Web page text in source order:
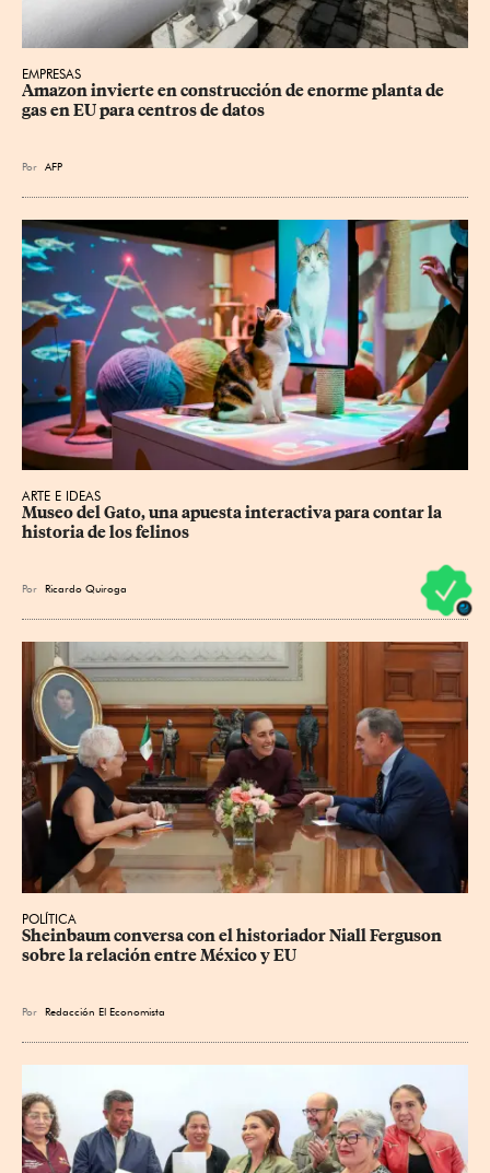
EMPRESAS
Amazon invierte en construcción de enorme planta de
gas en EU para centros de datos
Por AFP
ARTE E IDEAS
Museo del Gato, una apuesta interactiva para contar la
historia de los felinos
Por Ricardo Quiroga
POLÍTICA
Sheinbaum conversa con el historiador Niall Ferguson
sobre la relación entre México y EU
Por Redacción El Economista